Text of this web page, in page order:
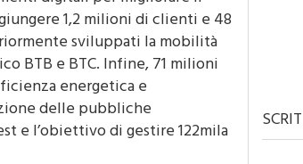
digitali per migliorare il
1,2 milioni di clienti e 48
sviluppati la mobilità
BTB e BTC. Infine, 71 milioni
energetica e
delle pubbliche
e l’obiettivo di gestire 122mila